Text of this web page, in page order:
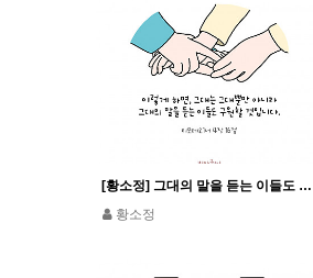
[황소정] 그대의 말을 듣는 이들도 구원할 것입니다.
황소정